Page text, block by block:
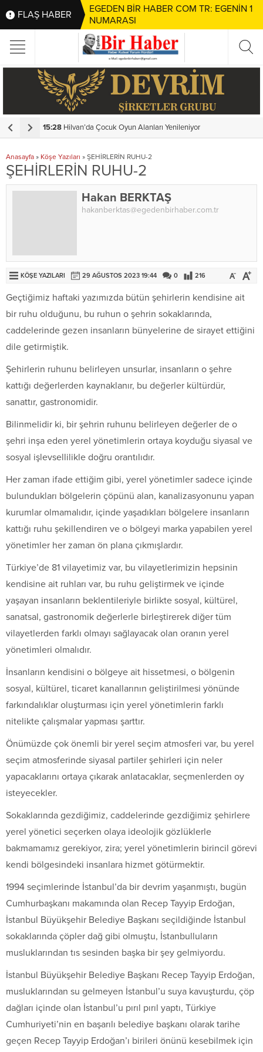
FLAŞ HABER
EGEDEN BİR HABER COM TR: EGENİN 1
NUMARASI
15:28 Hilvan’da Çocuk Oyun Alanları Yenileniyor
Anasayfa » Köşe Yazıları » ŞEHİRLERİN RUHU-2
ŞEHİRLERİN RUHU-2
Hakan BERKTAŞ
hakanberktas@egedenbirhaber.com.tr
KÖŞE YAZILARI 29 AĞUSTOS 2023 19:44 0 216
Geçtiğimiz haftaki yazımızda bütün şehirlerin kendisine ait
bir ruhu olduğunu, bu ruhun o şehrin sokaklarında,
caddelerinde gezen insanların bünyelerine de sirayet ettiğini
dile getirmiştik.
Şehirlerin ruhunu belirleyen unsurlar, insanların o şehre
kattığı değerlerden kaynaklanır, bu değerler kültürdür,
sanattır, gastronomidir.
Bilinmelidir ki, bir şehrin ruhunu belirleyen değerler de o
şehri inşa eden yerel yönetimlerin ortaya koyduğu siyasal ve
sosyal işlevsellilikle doğru orantılıdır.
Her zaman ifade ettiğim gibi, yerel yönetimler sadece içinde
bulundukları bölgelerin çöpünü alan, kanalizasyonunu yapan
kurumlar olmamalıdır, içinde yaşadıkları bölgelere insanların
kattığı ruhu şekillendiren ve o bölgeyi marka yapabilen yerel
yönetimler her zaman ön plana çıkmışlardır.
Türkiye’de 81 vilayetimiz var, bu vilayetlerimizin hepsinin
kendisine ait ruhları var, bu ruhu geliştirmek ve içinde
yaşayan insanların beklentileriyle birlikte sosyal, kültürel,
sanatsal, gastronomik değerlerle birleştirerek diğer tüm
vilayetlerden farklı olmayı sağlayacak olan oranın yerel
yönetimleri olmalıdır.
İnsanların kendisini o bölgeye ait hissetmesi, o bölgenin
sosyal, kültürel, ticaret kanallarının geliştirilmesi yönünde
farkındalıklar oluşturması için yerel yönetimlerin farklı
nitelikte çalışmalar yapması şarttır.
Önümüzde çok önemli bir yerel seçim atmosferi var, bu yerel
seçim atmosferinde siyasal partiler şehirleri için neler
yapacaklarını ortaya çıkarak anlatacaklar, seçmenlerden oy
isteyecekler.
Sokaklarında gezdiğimiz, caddelerinde gezdiğimiz şehirlere
yerel yönetici seçerken olaya ideolojik gözlüklerle
bakmamamız gerekiyor, zira; yerel yönetimlerin birincil görevi
kendi bölgesindeki insanlara hizmet götürmektir.
1994 seçimlerinde İstanbul’da bir devrim yaşanmıştı, bugün
Cumhurbaşkanı makamında olan Recep Tayyip Erdoğan,
İstanbul Büyükşehir Belediye Başkanı seçildiğinde İstanbul
sokaklarında çöpler dağ gibi olmuştu, İstanbulluların
musluklarından tıs sesinden başka bir şey gelmiyordu.
İstanbul Büyükşehir Belediye Başkanı Recep Tayyip Erdoğan,
musluklarından su gelmeyen İstanbul’u suya kavuşturdu, çöp
dağları içinde olan İstanbul’u pırıl pırıl yaptı, Türkiye
Cumhuriyeti’nin en başarılı belediye başkanı olarak tarihe
geçen Recep Tayyip Erdoğan’ı birileri önünü kesebilmek için